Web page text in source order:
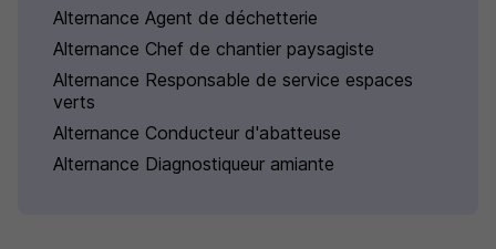
Alternance Agent de déchetterie
Alternance Chef de chantier paysagiste
Alternance Responsable de service espaces
verts
Alternance Conducteur d'abatteuse
Alternance Diagnostiqueur amiante